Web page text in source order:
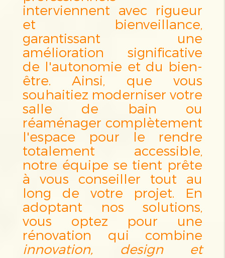
interviennent avec rigueur
et bienveillance,
garantissant une
amélioration significative
de l'autonomie et du bien-
être. Ainsi, que vous
souhaitiez moderniser votre
salle de bain ou
réaménager complètement
l'espace pour le rendre
totalement accessible,
notre équipe se tient prête
à vous conseiller tout au
long de votre projet. En
adoptant nos solutions,
vous optez pour une
rénovation qui combine
innovation, design et